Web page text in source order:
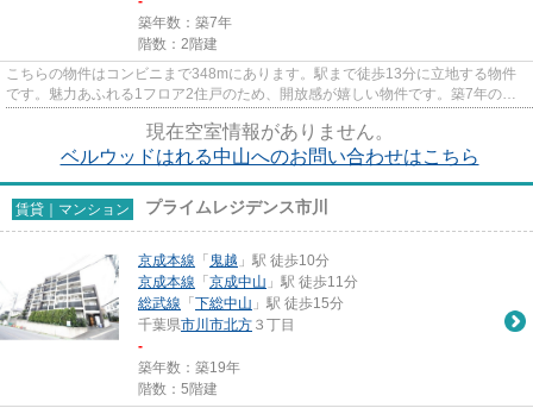
築年数：築7年
階数：2階建
こちらの物件はコンビニまで348mにあります。駅まで徒歩13分に立地する物件
です。魅力あふれる1フロア2住戸のため、開放感が嬉しい物件です。築7年の設
現在空室情報がありません。
ベルウッドはれる中山へのお問い合わせはこちら
賃貸｜マンション プライムレジデンス市川
京成本線 「 鬼越 」駅 徒歩10分
京成本線 「 京成中山 」駅 徒歩11分
総武線 「 下総中山 」駅 徒歩15分
千葉県市川市北方 ３丁目
-
築年数：築19年
階数：5階建